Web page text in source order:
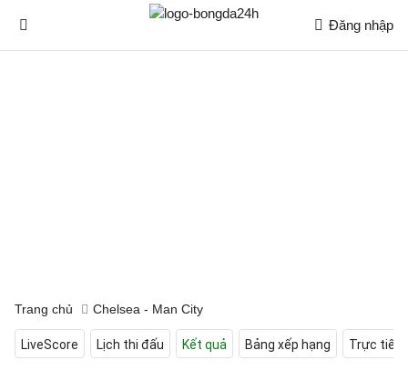
Đăng nhập
Trang chủ Chelsea - Man City
LiveScore Lịch thi đấu Kết quả Bảng xếp hạng Trực tiếp